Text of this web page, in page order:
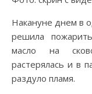
Накануне днем в
решила
масло на
растерялась и в
раздуло пламя.